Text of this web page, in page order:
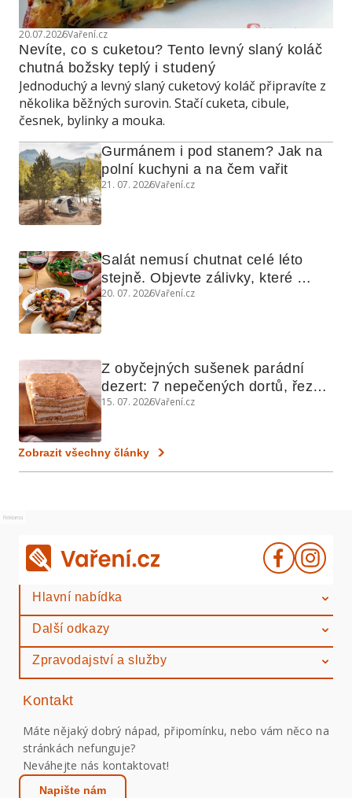
20.07.2026Vaření.cz
Nevíte, co s cuketou? Tento levný slaný koláč
chutná božsky teplý i studený
Jednoduchý a levný slaný cuketový koláč připravíte z
několika běžných surovin. Stačí cuketa, cibule,
česnek, bylinky a mouka.
Gurmánem i pod stanem? Jak na
polní kuchyni a na čem vařit
21. 07. 2026Vaření.cz
Salát nemusí chutnat celé léto
stejně. Objevte zálivky, které
využijete i na maso, nudle nebo
20. 07. 2026Vaření.cz
Z obyčejných sušenek parádní
dezert: 7 nepečených dortů, řezů
a koláčů
15. 07. 2026Vaření.cz
Zobrazit všechny články
Reklama
Hlavní nabídka
Další odkazy
Zpravodajství a služby
Kontakt
Máte nějaký dobrý nápad, připomínku, nebo vám něco na
stránkách nefunguje?
Neváhejte nás kontaktovat!
Napište nám